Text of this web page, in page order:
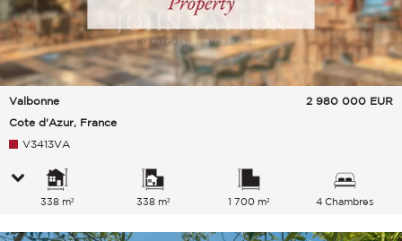
Valbonne
Cote d'Azur, France
2 980 000 EUR
V3413VA
338 m² 338 m² 1 700 m² 4 Chambres